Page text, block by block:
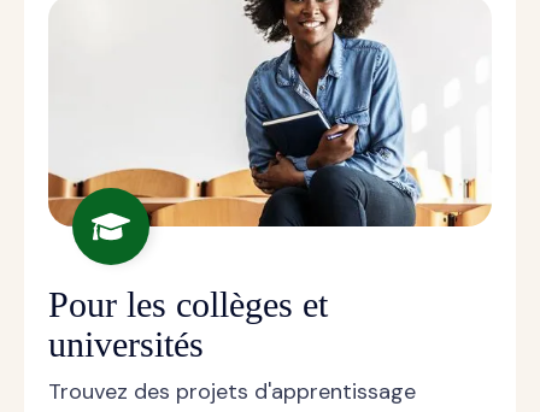
Pour les collèges et
universités
Trouvez des projets d'apprentissage